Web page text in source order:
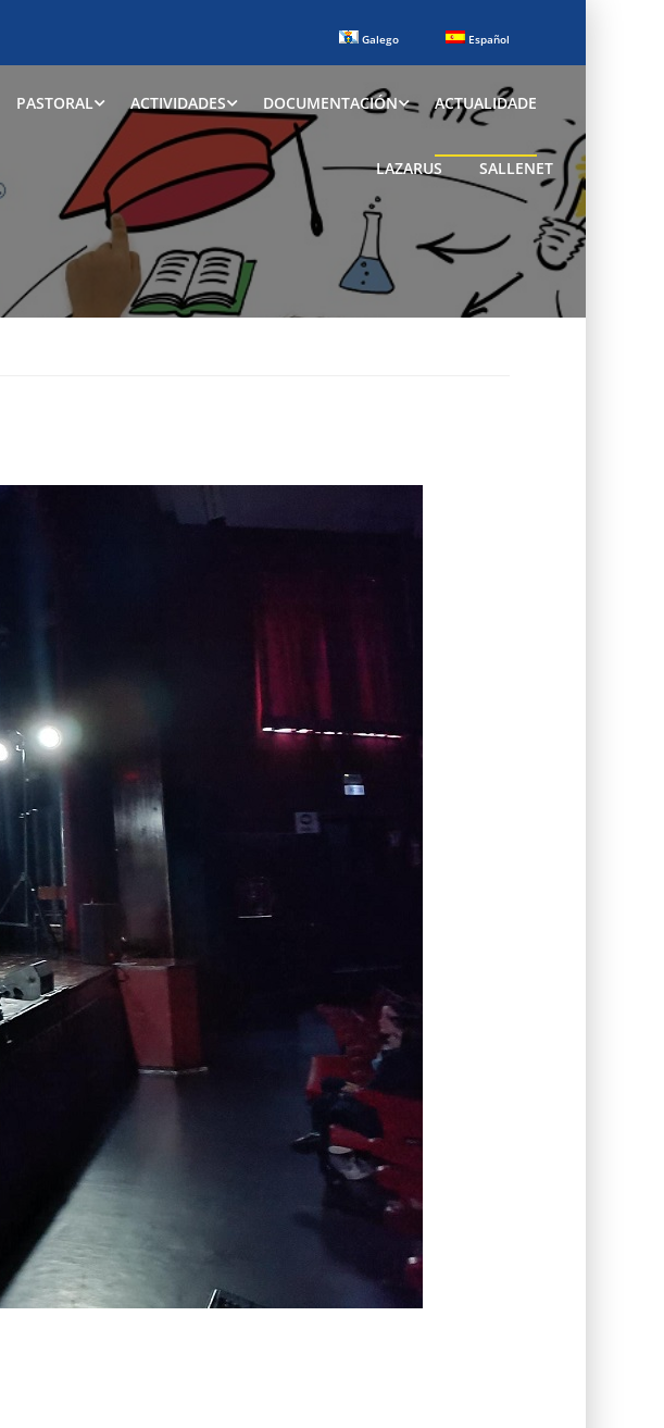
Galego Español
PASTORAL ACTIVIDADES DOCUMENTACIÓN ACTUALIDADE
LAZARUS SALLENET